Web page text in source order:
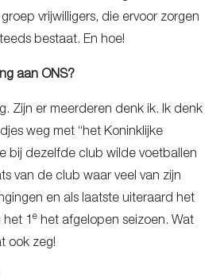
vrijwilligers, die ervoor zorgen
bestaat. En hoe!
aan ONS?
Zijn er meerderen denk ik. Ik denk
weg met “het Koninklijke
bij dezelfde club wilde voetballen
van de club waar veel van zijn
en als laatste uiteraard het
1 e het afgelopen seizoen. Wat
ook zeg!